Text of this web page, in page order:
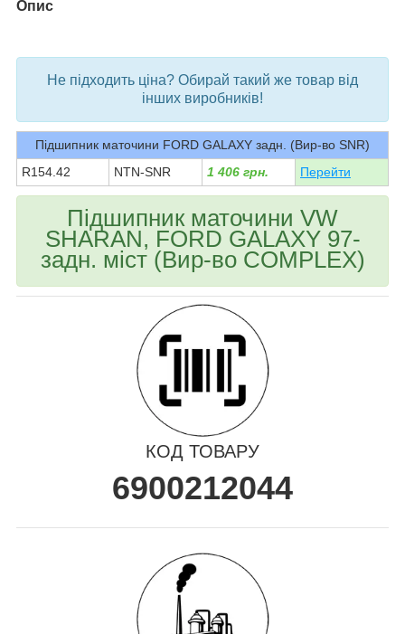
Опис
Не підходить ціна? Обирай такий же товар від
інших виробників!
Підшипник маточини FORD GALAXY задн. (Вир-во SNR)
R154.42
NTN-SNR 1 406 грн. Перейти
Підшипник маточини VW
SHARAN, FORD GALAXY 97-
задн. міст (Вир-во COMPLEX)
КОД ТОВАРУ
6900212044